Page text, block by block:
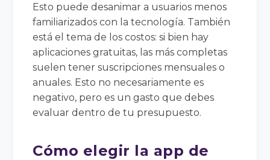
Esto puede desanimar a usuarios menos
familiarizados con la tecnología. También
está el tema de los costos: si bien hay
aplicaciones gratuitas, las más completas
suelen tener suscripciones mensuales o
anuales. Esto no necesariamente es
negativo, pero es un gasto que debes
evaluar dentro de tu presupuesto.
Cómo elegir la app de